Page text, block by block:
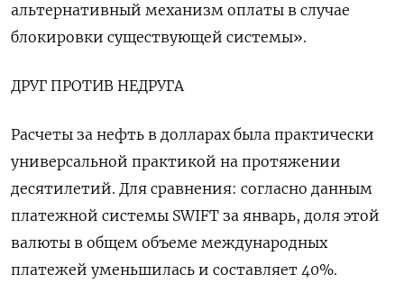
альтернативный механизм оплаты в случае
блокировки существующей системы».
ДРУГ ПРОТИВ НЕДРУГА
Расчеты за нефть в долларах была практически
универсальной практикой на протяжении
десятилетий. Для сравнения: согласно данным
платежной системы SWIFT за январь, доля этой
валюты в общем объеме международных
платежей уменьшилась и составляет 40%.